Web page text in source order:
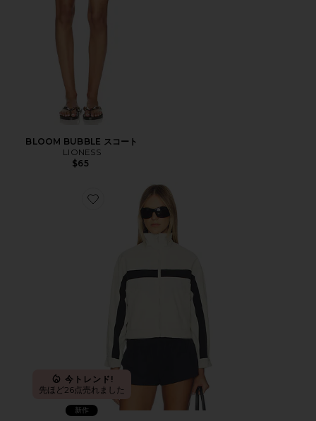
BLOOM BUBBLE スコート
LIONESS
$65
Favorite ESSENTIAL ウィンドブレーカー
今トレンド!
先ほど26点売れました
新作